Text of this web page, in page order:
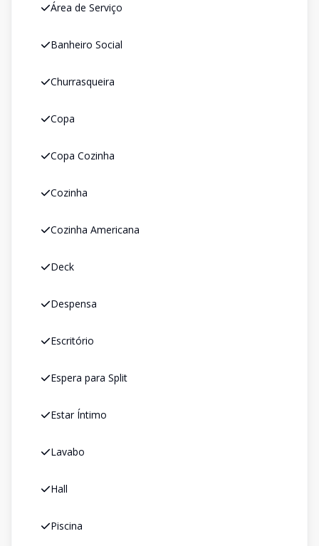
Área de Serviço
Banheiro Social
Churrasqueira
Copa
Copa Cozinha
Cozinha
Cozinha Americana
Deck
Despensa
Escritório
Espera para Split
Estar Íntimo
Lavabo
Hall
Piscina